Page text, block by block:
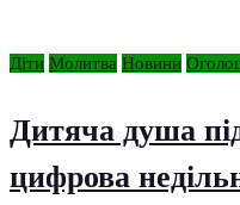
Діти Молитва Новини
Дитяча душа
цифрова